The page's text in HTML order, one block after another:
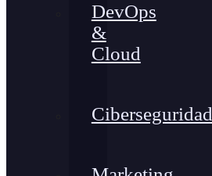
DevOps
&
Cloud
Ciberseguridad